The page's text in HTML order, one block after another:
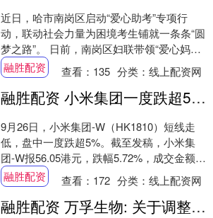
近日，哈市南岗区启动“爱心助考”专项行
动，联动社会力量为困境考生铺就一条条“圆
梦之路”。 日前，南岗区妇联带领“爱心妈
妈”志愿服务队走进三孔桥社区。当助考礼包
递....
融胜配资 查看： 135 分类：线上配资网
融胜配资 小米集团一度跌超5%，成交金额超90亿港元！今年来其股价涨幅超70%
9月26日，小米集团-W（HK1810）短线走
低，盘中一度跌超5%。截至发稿，小米集
团-W报56.05港元，跌幅5.72%，成交金额近
92亿港元，最新市值1.4....
融胜配资 查看： 172 分类：线上配资网
融胜配资 万孚生物: 关于调整可转换公司债券转股价格的公告